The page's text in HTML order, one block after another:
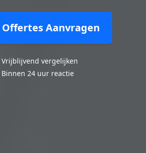
Aanvragen
Vrijblijvend vergelijken
Binnen 24 uur reactie